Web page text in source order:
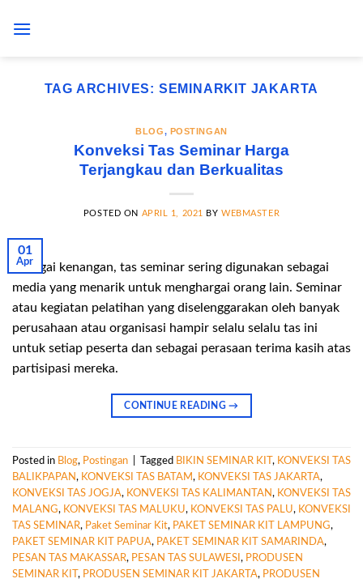
TAG ARCHIVES: SEMINARKIT JAKARTA
BLOG, POSTINGAN
Konveksi Tas Seminar Harga
Terjangkau dan Berkualitas
POSTED ON APRIL 1, 2021 BYWEBMASTER
01
Apr
Sebagai kenangan, tas seminar sering digunakan sebagai
media yang menarik untuk menghargai orang lain. Seminar
atau kegiatan pelatihan yang diselenggarakan oleh banyak
perusahaan atau organisasi hampir selalu selalu tas ini
untuk setiap peserta dan sebagai perasaan terima kasih atas
partisipasi mereka.
CONTINUE READING→
Posted in Blog, Postingan Tagged BIKIN SEMINAR KIT , KONVEKSI TAS
BALIKPAPAN, KONVEKSI TAS BATAM, KONVEKSI TAS JAKARTA,
KONVEKSI TAS JOGJA, KONVEKSI TAS KALIMANTAN, KONVEKSI TAS
MALANG, KONVEKSI TAS MALUKU, KONVEKSI TAS PALU, KONVEKSI
TAS SEMINAR, Paket Seminar Kit, PAKET SEMINAR KIT LAMPUNG,
PAKET SEMINAR KIT PAPUA, PAKET SEMINAR KIT SAMARINDA,
PESAN TAS MAKASSAR, PESAN TAS SULAWESI , PRODUSEN
SEMINAR KIT , PRODUSEN SEMINAR KIT JAKARTA, PRODUSEN